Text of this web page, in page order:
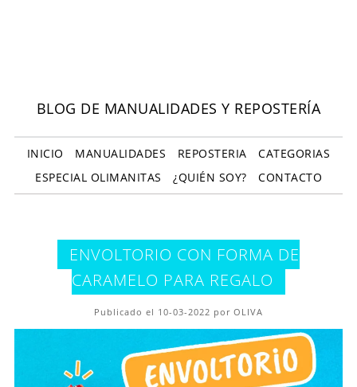
BLOG DE MANUALIDADES Y REPOSTERÍA
INICIO MANUALIDADES REPOSTERIA
CATEGORIAS
ESPECIAL OLIMANITAS
¿QUIÉN SOY? CONTACTO
ENVOLTORIO CON FORMA DE
CARAMELO PARA REGALO
Publicado el 10-03-2022 por OLIVA